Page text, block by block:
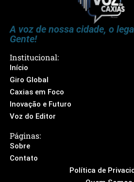
A voz de nossa cidade, o
Gente!
Institucional:
Início
Giro Global
Caxias em Foco
Inovação e Futuro
Voz do Editor
Páginas:
Sobre
Contato
Política de